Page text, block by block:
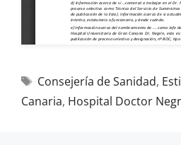
Consejería de Sanidad,
Canaria, Hospital Doctor